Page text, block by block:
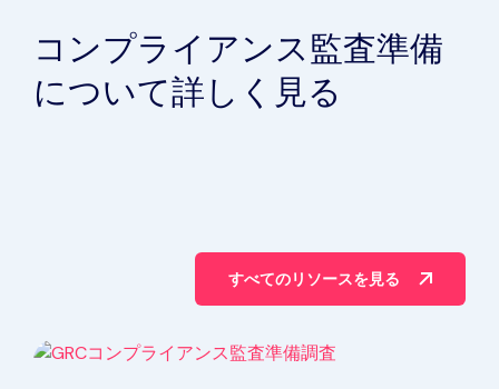
コンプライアンス監査準備
について詳しく見る
すべてのリソースを見る